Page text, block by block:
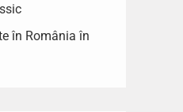
în România în